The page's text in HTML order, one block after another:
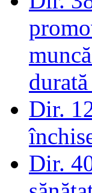
Dir.
Dir.